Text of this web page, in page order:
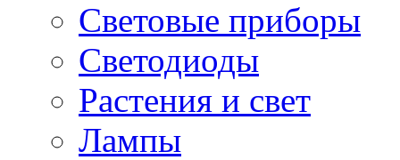
Световые приборы
Светодиоды
Растения и свет
Лампы